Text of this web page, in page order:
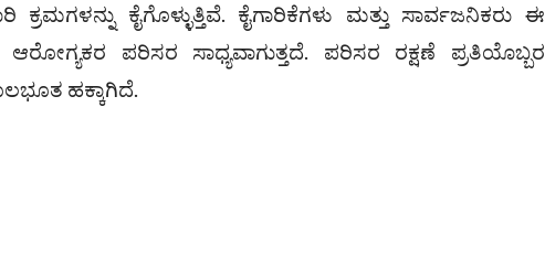
ಕೈಗೊಳ್ಳುತ್ತಿವೆ. ಕೈಗಾರಿಕೆಗಳು ಮತ್ತು ಸಾರ್ವಜನಿಕರು ಈ
ಪರಿಸರ ಸಾಧ್ಯವಾಗುತ್ತದೆ. ಪರಿಸರ ರಕ್ಷಣೆ ಪ್ರತಿಯೊಬ್ಬರ
ಹಕ್ಕಾಗಿದೆ.